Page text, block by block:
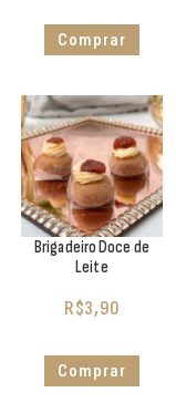
Comprar
Brigadeiro Doce de
Leite
R$3,90
Comprar